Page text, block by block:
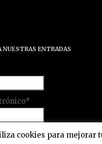
NUESTRAS ENTRADAS
cookies para mejorar